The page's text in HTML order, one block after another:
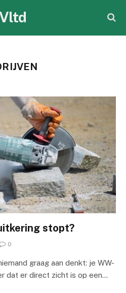
stopt?
0
graag aan denkt: je WW-
dat er direct zicht is op een…